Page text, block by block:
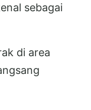
sebagai
di area